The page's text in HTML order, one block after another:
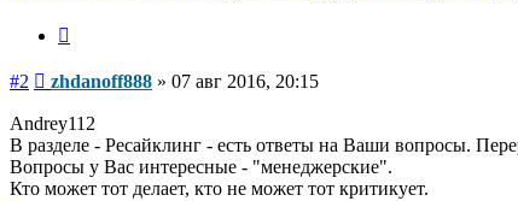
#2 Сообщение
zhdanoff888 » 07 авг 2016, 20:15
Andrey112
В разделе - Ресайклинг - есть ответы на Ваши вопросы.
Вопросы у Вас интересные - "менеджерские".
Кто может тот делает, кто не может тот критикует.